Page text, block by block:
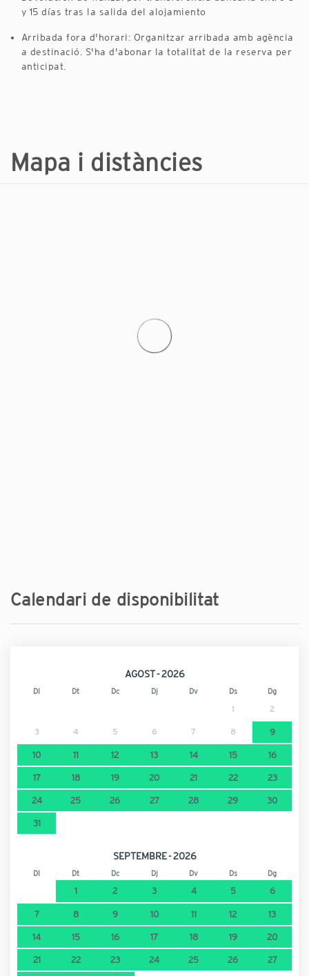
y 15 días tras la salida del alojamiento
Arribada fora d'horari: Organitzar arribada amb agència
a destinació. S'ha d'abonar la totalitat de la reserva per
anticipat.
Mapa i distàncies
Calendari de disponibilitat
AGOST - 2026
Dl Dt Dc Dj Dv Ds Dg
1 2
3 4 5 6 7 8 9
10 11 12 13 14 15 16
17 18 19 20 21 22 23
24 25 26 27 28 29 30
31
SEPTEMBRE - 2026
Dl Dt Dc Dj Dv Ds Dg
1 2 3 4 5 6
7 8 9 10 11 12 13
14 15 16 17 18 19 20
21 22 23 24 25 26 27